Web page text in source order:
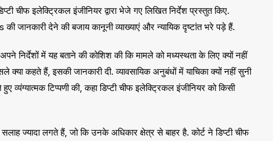
चीफ इलेक्ट्रिकल इंजीनियर द्वारा भेजे गए लिखित निर्देश प्रस्तुत किए.
जानकारी देने की बजाय कानूनी व्याख्याएं और न्यायिक दृष्टांत भरे पड़े हैं.
निर्देशों में यह बताने की कोशिश की कि मामले को मध्यस्थता के लिए क्यों नहीं
कहते हैं, इसकी जानकारी दी. व्यावसायिक अनुबंधों में याचिका क्यों नहीं सुनी
व्यंग्यात्मक टिप्पणी की, कहा डिप्टी चीफ इलेक्ट्रिकल इंजीनियर को किसी
ज्यादा लगते हैं, जो कि उनके अधिकार क्षेत्र से बाहर है. कोर्ट ने डिप्टी चीफ